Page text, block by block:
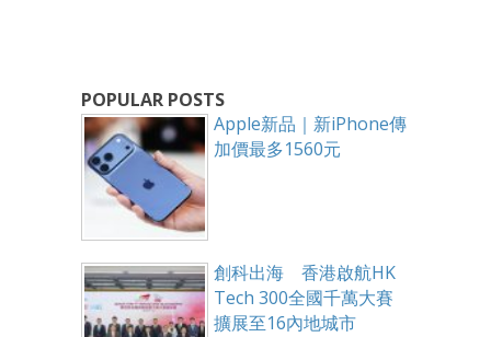
POPULAR POSTS
Apple新品｜新iPhone傳
加價最多1560元
創科出海 香港啟航HK
Tech 300全國千萬大賽
擴展至16內地城市